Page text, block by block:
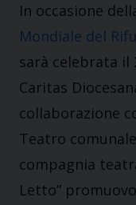
In occasione
Mondiale del
sarà celebrata il
Caritas
collaborazione
Teatro
compagnia
Letto”